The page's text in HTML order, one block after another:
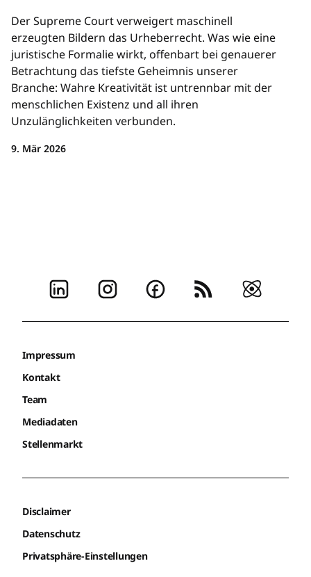
Der Supreme Court verweigert maschinell
erzeugten Bildern das Urheberrecht. Was wie eine
juristische Formalie wirkt, offenbart bei genauerer
Betrachtung das tiefste Geheimnis unserer
Branche: Wahre Kreativität ist untrennbar mit der
menschlichen Existenz und all ihren
Unzulänglichkeiten verbunden.
9. Mär 2026
Impressum
Kontakt
Team
Mediadaten
Stellenmarkt
Disclaimer
Datenschutz
Privatsphäre-Einstellungen